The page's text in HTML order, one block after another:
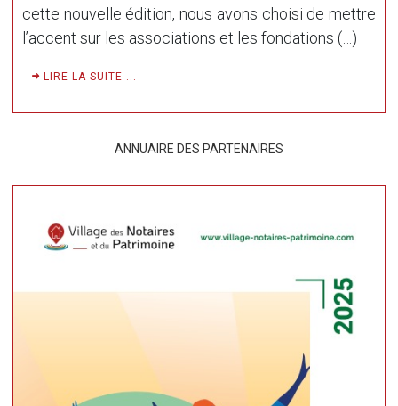
cette nouvelle édition, nous avons choisi de mettre
l’accent sur les associations et les fondations (…)
LIRE LA SUITE ...
ANNUAIRE DES PARTENAIRES